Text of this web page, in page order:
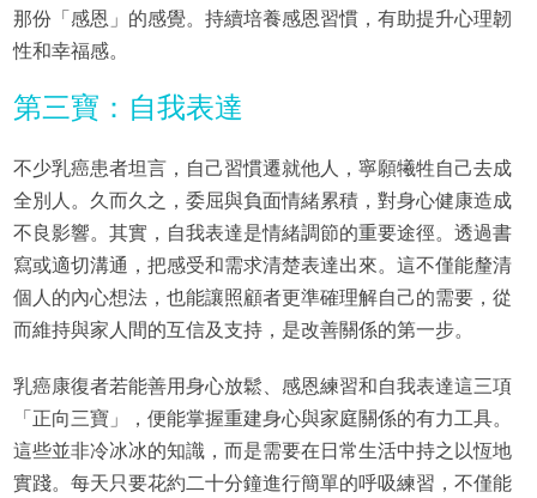
那份「感恩」的感覺。持續培養感恩習慣，有助提升心理韌
性和幸福感。
第三寶：自我表達
不少乳癌患者坦言，自己習慣遷就他人，寧願犧牲自己去成
全別人。久而久之，委屈與負面情緒累積，對身心健康造成
不良影響。其實，自我表達是情緒調節的重要途徑。透過書
寫或適切溝通，把感受和需求清楚表達出來。這不僅能釐清
個人的內心想法，也能讓照顧者更準確理解自己的需要，從
而維持與家人間的互信及支持，是改善關係的第一步。
乳癌康復者若能善用身心放鬆、感恩練習和自我表達這三項
「正向三寶」，便能掌握重建身心與家庭關係的有力工具。
這些並非冷冰冰的知識，而是需要在日常生活中持之以恆地
實踐。每天只要花約二十分鐘進行簡單的呼吸練習，不僅能